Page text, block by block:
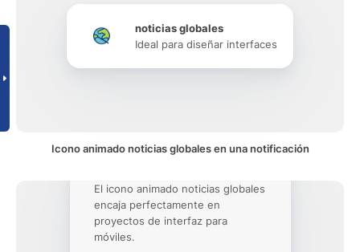
noticias globales
Ideal para diseñar interfaces
Icono animado noticias globales en una notificación
El icono animado noticias globales
encaja perfectamente en
proyectos de interfaz para
móviles.